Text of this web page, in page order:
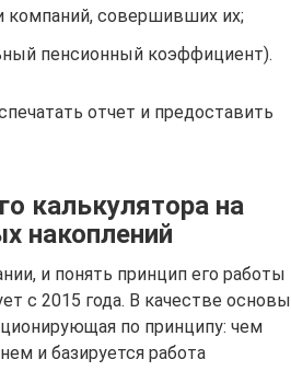
компаний, совершивших их;
пенсионный коэффициент).
отчет и предоставить
калькулятора на
накоплений
и понять принцип его работы
с 2015 года. В качестве основы
по принципу: чем
и базируется работа